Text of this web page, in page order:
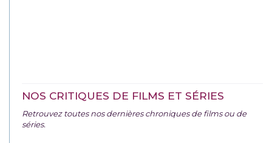
NOS CRITIQUES DE FILMS ET SÉRIES
Retrouvez toutes nos dernières chroniques de films ou de
séries.